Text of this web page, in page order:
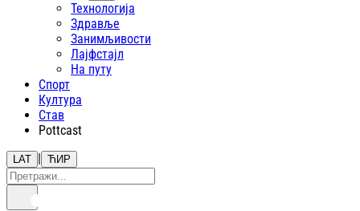
Технологија
Здравље
Занимљивости
Лајфстajл
На путу
Спорт
Култура
Став
Pottcast
LAT | ЋИР